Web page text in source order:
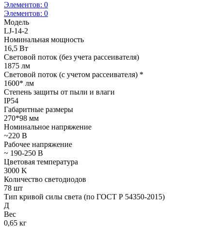
Элементов: 0
Элементов: 0
Модель
LJ-14-2
Номинальная мощность
16,5 Вт
Световой поток (без учета рассеивателя)
1875 лм
Световой поток (с учетом рассеивателя) *
1600* лм
Степень защиты от пыли и влаги
IP54
Габаритные размеры
270*98 мм
Номинальное напряжение
~220 В
Рабочее напряжение
~ 190-250 В
Цветовая температура
3000 K
Количество светодиодов
78 шт
Тип кривой силы света (по ГОСТ Р 54350-2015)
Д
Вес
0,65 кг